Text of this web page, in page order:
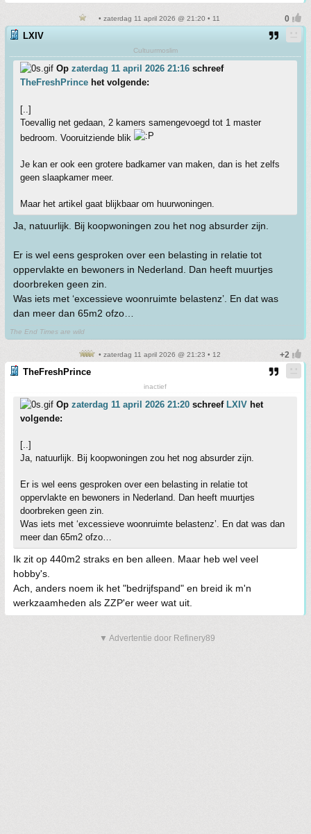
• zaterdag 11 april 2026 @ 21:20 • 11
LXIV
Cultuurmoslim
Op zaterdag 11 april 2026 21:16 schreef
TheFreshPrince het volgende:
[..]
Toevallig net gedaan, 2 kamers samengevoegd tot 1 master
bedroom. Vooruitziende blik
Je kan er ook een grotere badkamer van maken, dan is het zelfs
geen slaapkamer meer.
Maar het artikel gaat blijkbaar om huurwoningen.
Ja, natuurlijk. Bij koopwoningen zou het nog absurder zijn.
Er is wel eens gesproken over een belasting in relatie tot
oppervlakte en bewoners in Nederland. Dan heeft muurtjes
doorbreken geen zin.
Was iets met ‘excessieve woonruimte belastenz’. En dat was
dan meer dan 65m2 ofzo…
The End Times are wild
• zaterdag 11 april 2026 @ 21:23 • 12
TheFreshPrince
inactief
Op zaterdag 11 april 2026 21:20 schreef LXIV het
volgende:
[..]
Ja, natuurlijk. Bij koopwoningen zou het nog absurder zijn.
Er is wel eens gesproken over een belasting in relatie tot
oppervlakte en bewoners in Nederland. Dan heeft muurtjes
doorbreken geen zin.
Was iets met ‘excessieve woonruimte belastenz’. En dat was dan
meer dan 65m2 ofzo…
Ik zit op 440m2 straks en ben alleen. Maar heb wel veel
hobby's.
Ach, anders noem ik het "bedrijfspand" en breid ik m'n
werkzaamheden als ZZP'er weer wat uit.
▼ Advertentie door Refinery89